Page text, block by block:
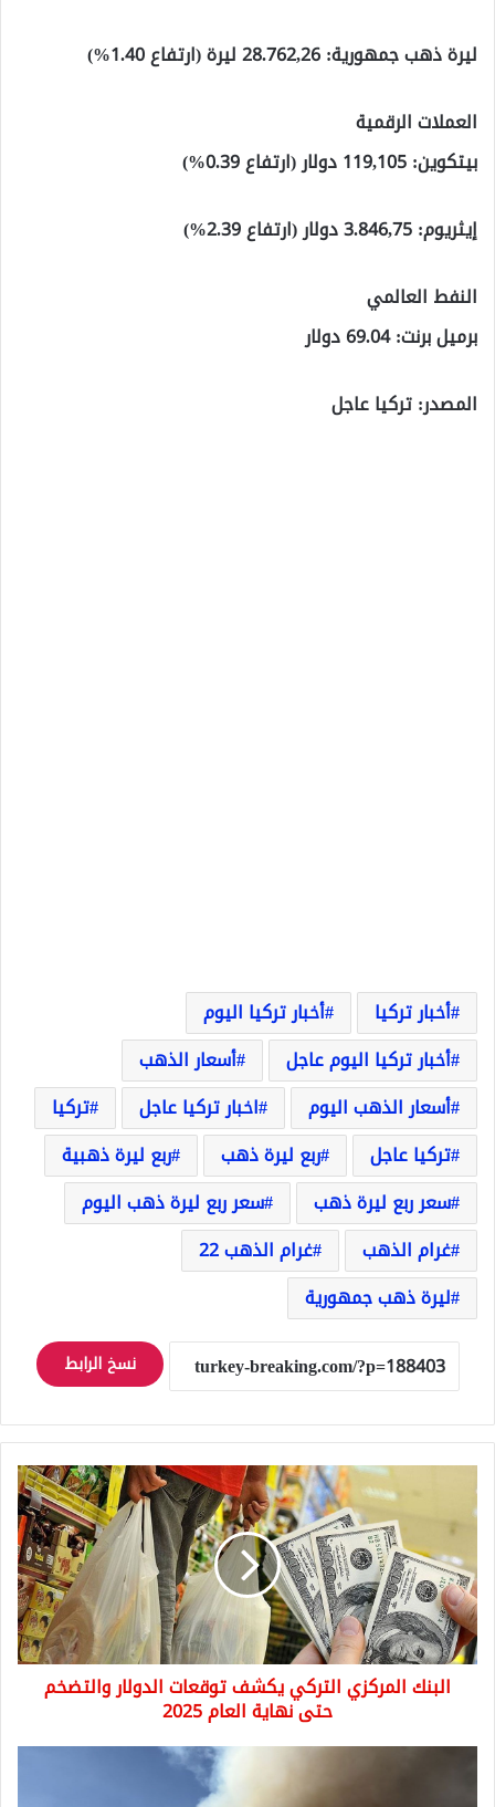
ليرة ذهب جمهورية:28.762,26 ليرة (ارتفاع 1.40%)
العملات الرقمية
بيتكوين: 119,105 دولار (ارتفاع 0.39%)
إيثريوم:
النفط العالمي
برميل برنت:69.04 دولار
المصدر: تركيا عاجل
أخبار تركيا
أخبار تركيا اليوم
أخبار تركيا اليوم عاجل
أسعار الذهب
أسعار الذهب اليوم
اخبار تركيا عاجل
تركيا
تركيا عاجل
ربع ليرة ذهب
ربع ليرة ذهبية
سعر ربع ليرة ذهب
سعر ربع ليرة ذهب اليوم
غرام الذهب
غرام الذهب 22
ليرة ذهب جمهورية
نسخ الرابط
المركزي
التركي
توقعات
الدولار
والتضخم
حتى
نهاية
العامالبنك المركزي التركي يكشف توقعات الدولار والتضخم
حتى نهاية العام 2025